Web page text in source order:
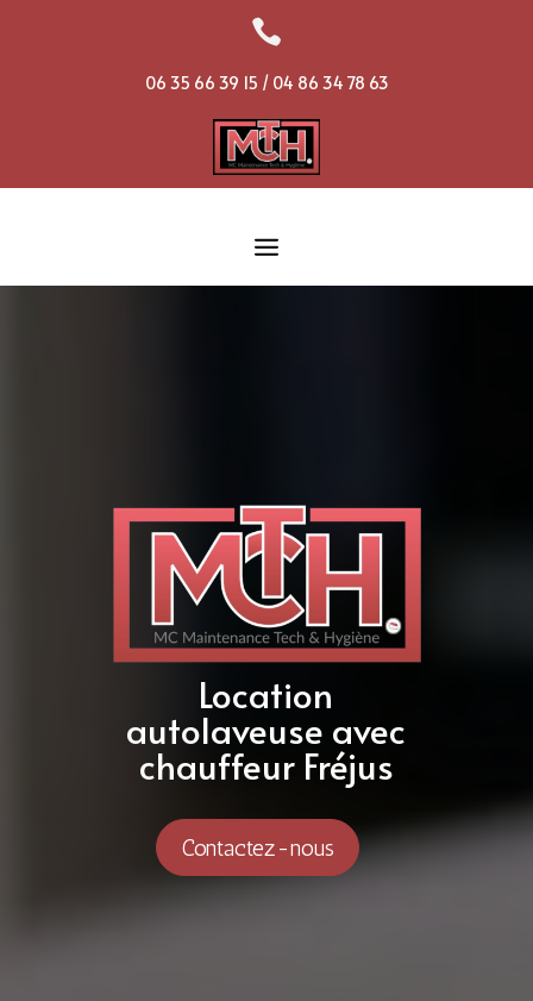

06 35 66 39 15 / 04 86 34 78 63
Location
autolaveuse avec
chauffeur Fréjus
Contactez-nous